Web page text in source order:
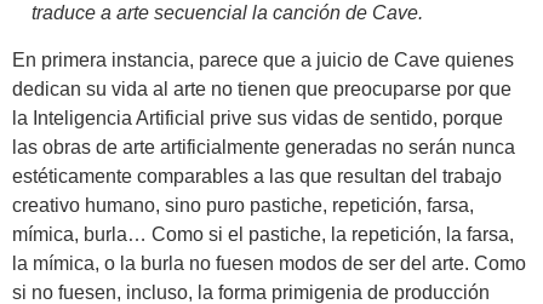
traduce a arte secuencial la canción de Cave.
En primera instancia, parece que a juicio de Cave quienes
dedican su vida al arte no tienen que preocuparse por que
la Inteligencia Artificial prive sus vidas de sentido, porque
las obras de arte artificialmente generadas no serán nunca
estéticamente comparables a las que resultan del trabajo
creativo humano, sino puro pastiche, repetición, farsa,
mímica, burla… Como si el pastiche, la repetición, la farsa,
la mímica, o la burla no fuesen modos de ser del arte. Como
si no fuesen, incluso, la forma primigenia de producción